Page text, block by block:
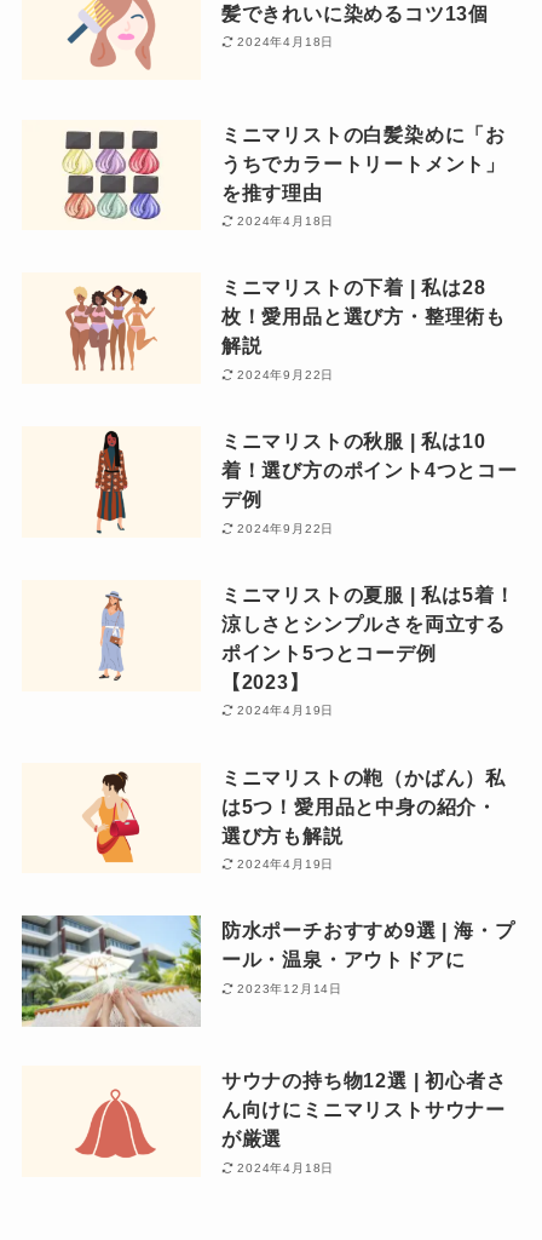
髪できれいに染めるコツ13個
2024年4月18日
ミニマリストの白髪染めに「お
うちでカラートリートメント」
を推す理由
2024年4月18日
ミニマリストの下着 | 私は28
枚！愛用品と選び方・整理術も
解説
2024年9月22日
ミニマリストの秋服 | 私は10
着！選び方のポイント4つとコー
デ例
2024年9月22日
ミニマリストの夏服 | 私は5着！
涼しさとシンプルさを両立する
ポイント5つとコーデ例
【2023】
2024年4月19日
ミニマリストの鞄（かばん）私
は5つ！愛用品と中身の紹介・
選び方も解説
2024年4月19日
防水ポーチおすすめ9選 | 海・プ
ール・温泉・アウトドアに
2023年12月14日
サウナの持ち物12選 | 初心者さ
ん向けにミニマリストサウナー
が厳選
2024年4月18日